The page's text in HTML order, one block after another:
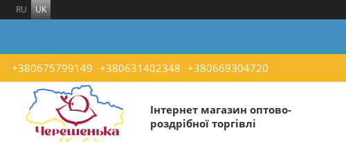
RU UK
+380675799149 +380631402348 +380669304720
Інтернет магазин оптово-
роздрібної торгівлі